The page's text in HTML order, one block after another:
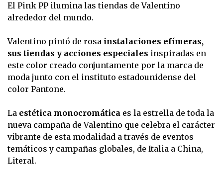
El Pink PP ilumina las tiendas de Valentino
alrededor del mundo.
Valentino pintó de rosa instalaciones efímeras,
sus tiendas y acciones especiales inspiradas en
este color creado conjuntamente por la marca de
moda junto con el instituto estadounidense del
color Pantone.
La estética monocromática es la estrella de toda la
nueva campaña de Valentino que celebra el carácter
vibrante de esta modalidad a través de eventos
temáticos y campañas globales, de Italia a China,
Literal.